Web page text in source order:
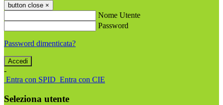
button close ×
Nome Utente
Password
Password dimenticata?
-
Entra con SPID Entra con CIE
Seleziona utente